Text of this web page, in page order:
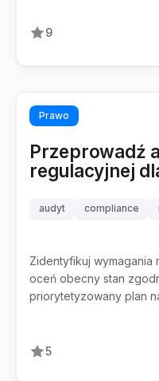
9
Prawo
Przeprowadź
regulacyjnej
audyt compliance
Zidentyfikuj wymagania
oceń obecny stan
priorytetyzowany plan
5